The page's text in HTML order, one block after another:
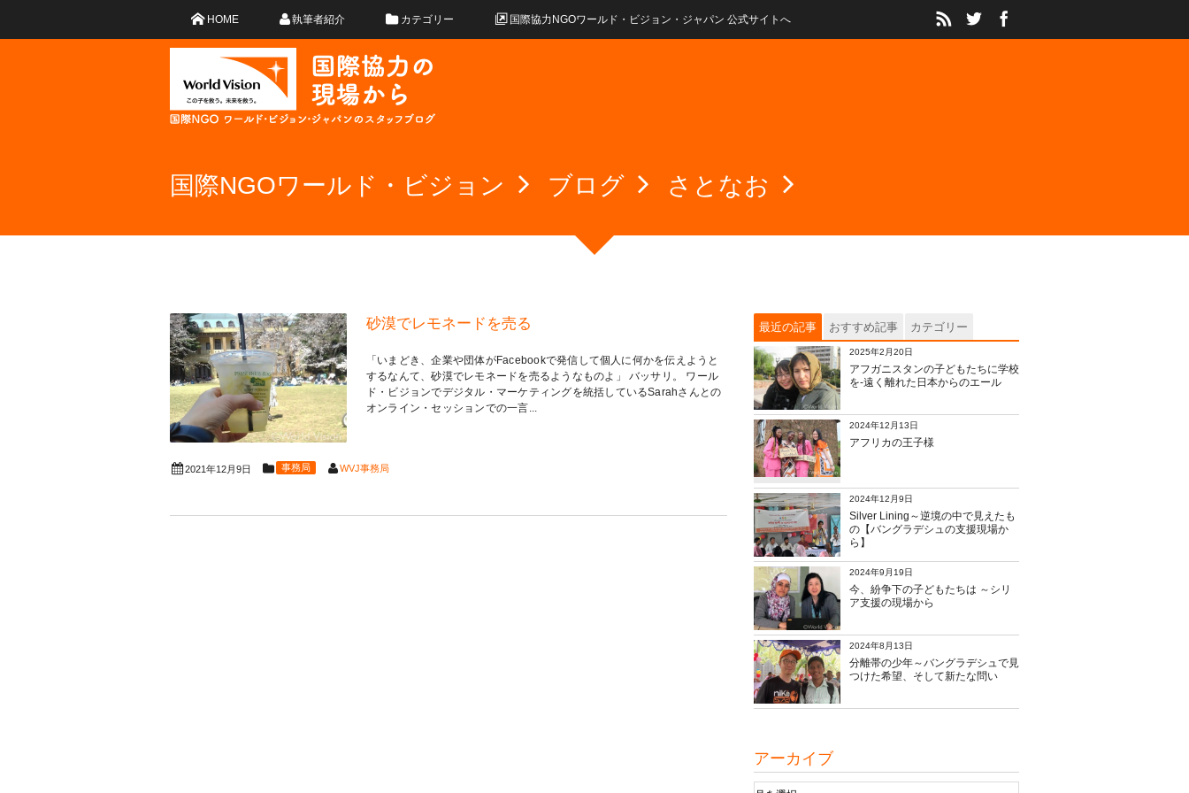
HOME 執筆者紹介 カテゴリー 国際協力NGOワールド・ビジョン・ジャパン 公式サイトへ
国際NGOワールド・ビジョン ブログ さとなお
砂漠でレモネードを売る
「いまどき、企業や団体がFacebookで発信して個人に何かを伝えようと
するなんて、砂漠でレモネードを売るようなものよ」 バッサリ。 ワール
ド・ビジョンでデジタル・マーケティングを統括しているSarahさんとの
オンライン・セッションでの一言...
2021年12月9日 事務局 WVJ事務局
最近の記事 おすすめ記事 カテゴリー
2025年2月20日
アフガニスタンの子どもたちに学校
を‐遠く離れた日本からのエール
2024年12月13日
アフリカの王子様
2024年12月9日
Silver Lining～逆境の中で見えたも
の【バングラデシュの支援現場か
ら】
2024年9月19日
今、紛争下の子どもたちは ～シリ
ア支援の現場から
2024年8月13日
分離帯の少年～バングラデシュで見
つけた希望、そして新たな問い
アーカイブ